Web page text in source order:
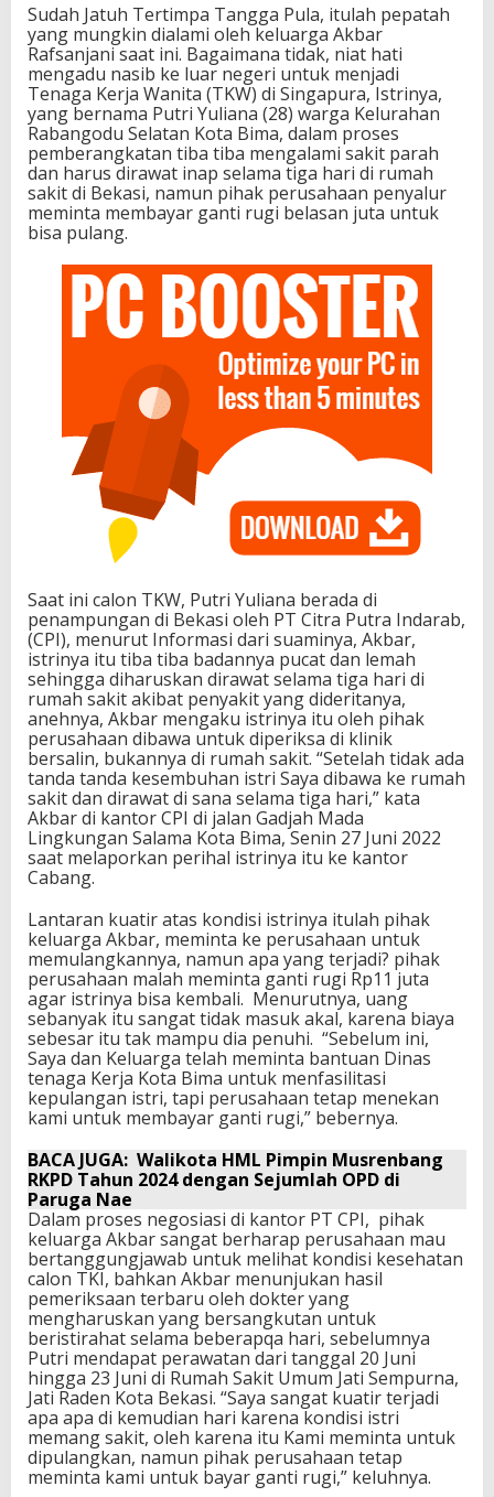
Sudah Jatuh Tertimpa Tangga Pula, itulah pepatah
yang mungkin dialami oleh keluarga Akbar
Rafsanjani saat ini. Bagaimana tidak, niat hati
mengadu nasib ke luar negeri untuk menjadi
Tenaga Kerja Wanita (TKW) di Singapura, Istrinya,
yang bernama Putri Yuliana (28) warga Kelurahan
Rabangodu Selatan Kota Bima, dalam proses
pemberangkatan tiba tiba mengalami sakit parah
dan harus dirawat inap selama tiga hari di rumah
sakit di Bekasi, namun pihak perusahaan penyalur
meminta membayar ganti rugi belasan juta untuk
bisa pulang.
Saat ini calon TKW, Putri Yuliana berada di
penampungan di Bekasi oleh PT Citra Putra Indarab,
(CPI), menurut Informasi dari suaminya, Akbar,
istrinya itu tiba tiba badannya pucat dan lemah
sehingga diharuskan dirawat selama tiga hari di
rumah sakit akibat penyakit yang dideritanya,
anehnya, Akbar mengaku istrinya itu oleh pihak
perusahaan dibawa untuk diperiksa di klinik
bersalin, bukannya di rumah sakit. “Setelah tidak ada
tanda tanda kesembuhan istri Saya dibawa ke rumah
sakit dan dirawat di sana selama tiga hari,” kata
Akbar di kantor CPI di jalan Gadjah Mada
Lingkungan Salama Kota Bima, Senin 27 Juni 2022
saat melaporkan perihal istrinya itu ke kantor
Cabang.
Lantaran kuatir atas kondisi istrinya itulah pihak
keluarga Akbar, meminta ke perusahaan untuk
memulangkannya, namun apa yang terjadi? pihak
perusahaan malah meminta ganti rugi Rp11 juta
agar istrinya bisa kembali. Menurutnya, uang
sebanyak itu sangat tidak masuk akal, karena biaya
sebesar itu tak mampu dia penuhi. “Sebelum ini,
Saya dan Keluarga telah meminta bantuan Dinas
tenaga Kerja Kota Bima untuk menfasilitasi
kepulangan istri, tapi perusahaan tetap menekan
kami untuk membayar ganti rugi,” bebernya.
BACA JUGA: Walikota HML Pimpin Musrenbang
RKPD Tahun 2024 dengan Sejumlah OPD di
Paruga Nae
Dalam proses negosiasi di kantor PT CPI, pihak
keluarga Akbar sangat berharap perusahaan mau
bertanggungjawab untuk melihat kondisi kesehatan
calon TKI, bahkan Akbar menunjukan hasil
pemeriksaan terbaru oleh dokter yang
mengharuskan yang bersangkutan untuk
beristirahat selama beberapqa hari, sebelumnya
Putri mendapat perawatan dari tanggal 20 Juni
hingga 23 Juni di Rumah Sakit Umum Jati Sempurna,
Jati Raden Kota Bekasi. “Saya sangat kuatir terjadi
apa apa di kemudian hari karena kondisi istri
memang sakit, oleh karena itu Kami meminta untuk
dipulangkan, namun pihak perusahaan tetap
meminta kami untuk bayar ganti rugi,” keluhnya.